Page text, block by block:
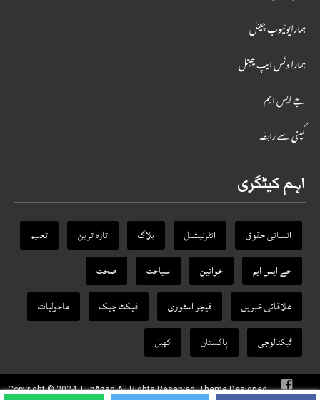
ہمارایوٹیوب چینل
ہمارا وٹس ایپ چینل
جے ایس ایم
کمپنی سے رابطہ
اہم کیٹگری
انسانی حقوق انٹرنیشنل بلاگ تازہ ترین
تعلیم
جے ایس ایم
خواتین سیاحت
صحت
علاقائی خبریں
فیچر اسٹوری فیکٹ‌ چیک
ماحولیات
ٹیکنالوجی
پاکستان کھیل
Copyright © 2024, LubAzad All Rights Reserved. Theme Designed